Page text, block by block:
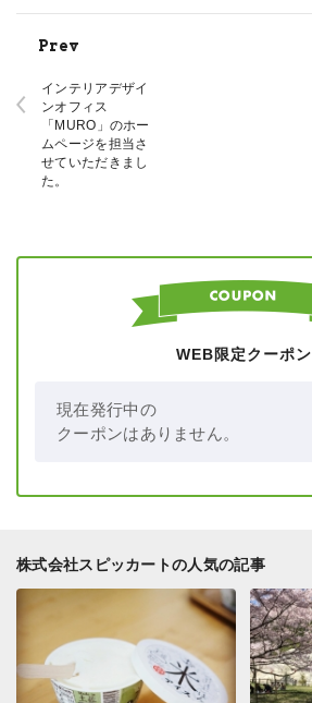
インテリアデザイ
ンオフィス
「MURO」のホー
ムページを担当さ
せていただきまし
た。
Prev
WEB限定クーポン
現在発行中の
クーポンはありません。
株式会社スピッカートの人気の記事